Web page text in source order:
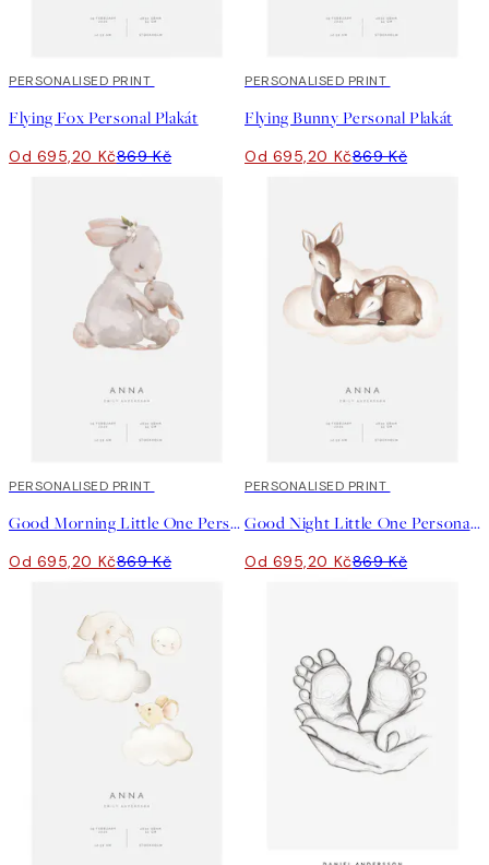
20%*
PERSONALISED PRINT
Flying Fox Personal Plakát
Od 695,20 Kč869 Kč
20%*
PERSONALISED PRINT
Flying Bunny Personal Plakát
Od 695,20 Kč869 Kč
20%*
PERSONALISED PRINT
Good Morning Little One Personal Plakát
Od 695,20 Kč869 Kč
20%*
PERSONALISED PRINT
Good Night Little One Personal Plakát
Od 695,20 Kč869 Kč